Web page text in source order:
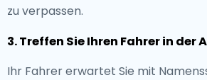
zu verpassen.
3. Treffen Sie Ihren Fahrer in der
Ihr Fahrer erwartet Sie mit